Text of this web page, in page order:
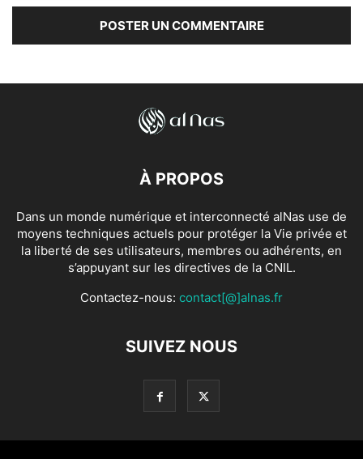
À PROPOS
Dans un monde numérique et interconnecté alNas use de
moyens techniques actuels pour protéger la Vie privée et
la liberté de ses utilisateurs, membres ou adhérents, en
s’appuyant sur les directives de la CNIL.
Contactez-nous: contact[@]alnas.fr
SUIVEZ NOUS